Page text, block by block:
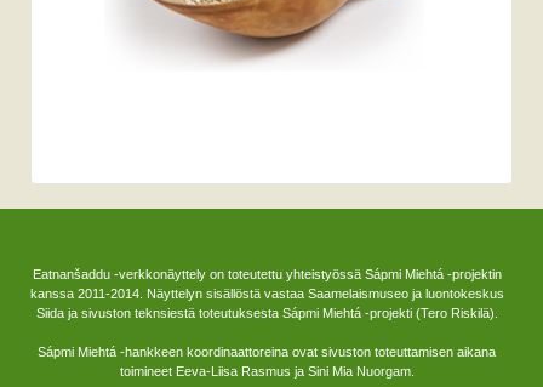
Eatnanšaddu -verkkonäyttely on toteutettu yhteistyössä Sápmi Miehtá -projektin
kanssa 2011-2014. Näyttelyn sisällöstä vastaa Saamelaismuseo ja luontokeskus
Siida ja sivuston teknsiestä toteutuksesta Sápmi Miehtá -projekti (Tero Riskilä).
Sápmi Miehtá -hankkeen koordinaattoreina ovat sivuston toteuttamisen aikana
toimineet Eeva-Liisa Rasmus ja Sini Mia Nuorgam.